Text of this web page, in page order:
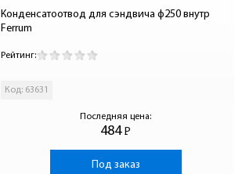
Конденсатоотвод для сэндвича ф250 внутр
Ferrum
Рейтинг:
Код: 63631
Последняя цена:
484 Р
-
Под заказ